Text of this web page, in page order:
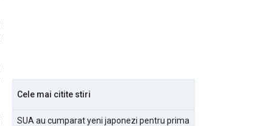
Cele mai citite stiri
SUA au cumparat yeni japonezi pentru prima